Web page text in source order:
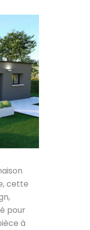
cette
pour
à